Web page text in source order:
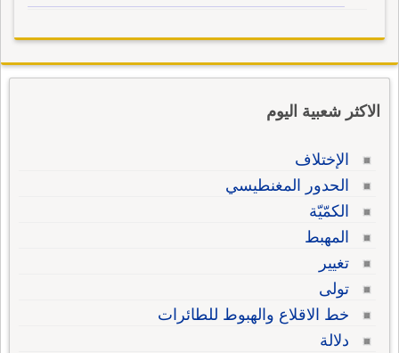
الاكثر شعبية اليوم
الإختلاف
الحدور المغنطيسي
الكمّيّة
المهبط
تغيير
تولى
خط الاقلاع والهبوط للطائرات
دلالة